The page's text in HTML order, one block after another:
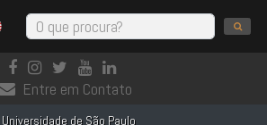
Entre em Contato
Universidade de São Paulo